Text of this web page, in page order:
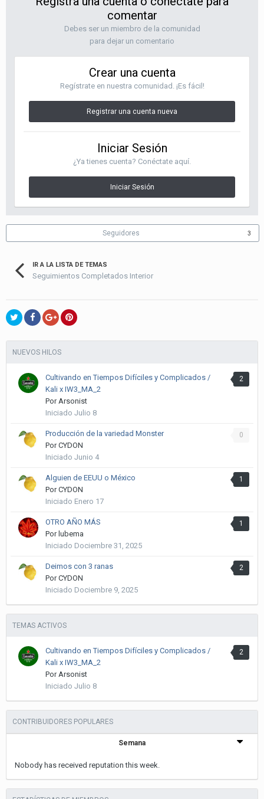
comentar
Debes ser un miembro de la comunidad
para dejar un comentario
Crear una cuenta
Regístrate en nuestra comunidad. ¡Es fácil!
Registrar una cuenta nueva
Iniciar Sesión
¿Ya tienes cuenta? Conéctate aquí.
Iniciar Sesión
Seguidores 3
IR A LA LISTA DE TEMAS
Seguimientos Completados Interior
NUEVOS HILOS
2
Cultivando en Tiempos Difíciles y Complicados /
Kali x IW3_MA_2
PorArsonist
Iniciado Julio 8
0
Producción de la variedad Monster
PorCYDON
Iniciado Junio 4
1
Alguien de EEUU o México
PorCYDON
Iniciado Enero 17
1
OTRO AÑO MÁS
Por lubema
Iniciado Dociembre 31, 2025
2
Deimos con 3 ranas
PorCYDON
Iniciado Dociembre 9, 2025
TEMAS ACTIVOS
2
Cultivando en Tiempos Difíciles y Complicados /
Kali x IW3_MA_2
PorArsonist
Iniciado Julio 8
CONTRIBUIDORES POPULARES
Semana
Nobody has received reputation this week.